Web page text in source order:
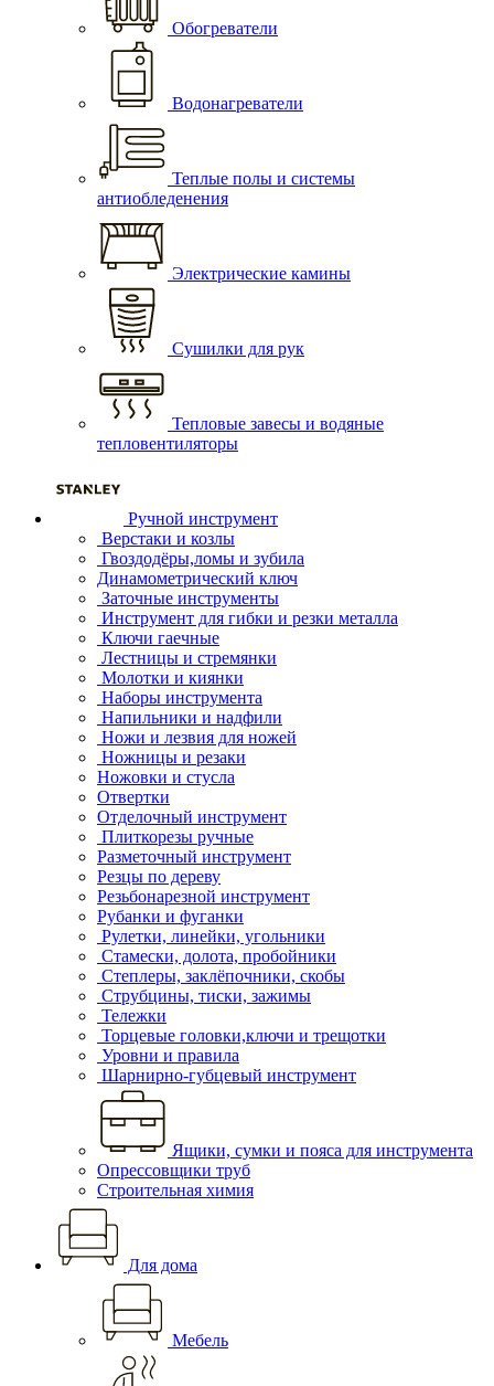
Обогреватели
Водонагреватели
Теплые полы и системы
антиобледенения
Электрические камины
Сушилки для рук
Тепловые завесы и водяные
тепловентиляторы
Ручной инструмент
Верстаки и козлы
Гвоздодёры,ломы и зубила
Динамометрический ключ
Заточные инструменты
Инструмент для гибки и резки металла
Ключи гаечные
Лестницы и стремянки
Молотки и киянки
Наборы инструмента
Напильники и надфили
Ножи и лезвия для ножей
Ножницы и резаки
Ножовки и стусла
Отвертки
Отделочный инструмент
Плиткорезы ручные
Разметочный инструмент
Резцы по дереву
Резьбонарезной инструмент
Рубанки и фуганки
Рулетки, линейки, угольники
Стамески, долота, пробойники
Степлеры, заклёпочники, скобы
Струбцины, тиски, зажимы
Тележки
Торцевые головки,ключи и трещотки
Уровни и правила
Шарнирно-губцевый инструмент
Ящики, сумки и пояса для инструмента
Опрессовщики труб
Строительная химия
Для дома
Мебель